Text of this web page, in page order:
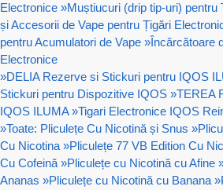
Electronice »Muștiucuri (drip tip-uri) pentru
și Accesorii de Vape pentru Țigări
pentru Acumulatori de Vape »Încărcătoare
Electronice
»DELIA Rezerve si Stickuri pentru IQOS
Stickuri pentru Dispozitive IQOS »TEREA
IQOS ILUMA »Tigari Electronice IQOS
»Toate: Pliculețe Cu Nicotină și Snus »
Cu Nicotina »Pliculețe 77 VB Edition Cu
Cu Cofeină »Pliculețe cu Nicotină cu Afine
Ananas »Pliculețe cu Nicotină cu Banana »